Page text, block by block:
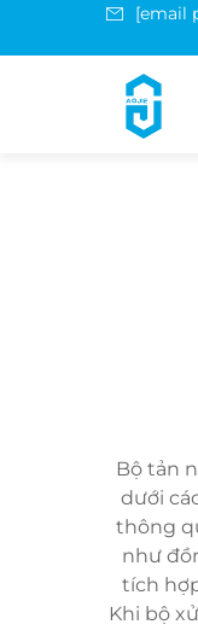
[email
Bộ tản
dưới
thông
như
tích
Khi bộ